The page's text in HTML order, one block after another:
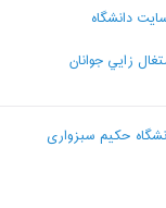
دانشگاه
زايي جوانان